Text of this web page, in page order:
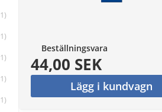
Beställningsvara
44,00 SEK
Lägg i kundvagn